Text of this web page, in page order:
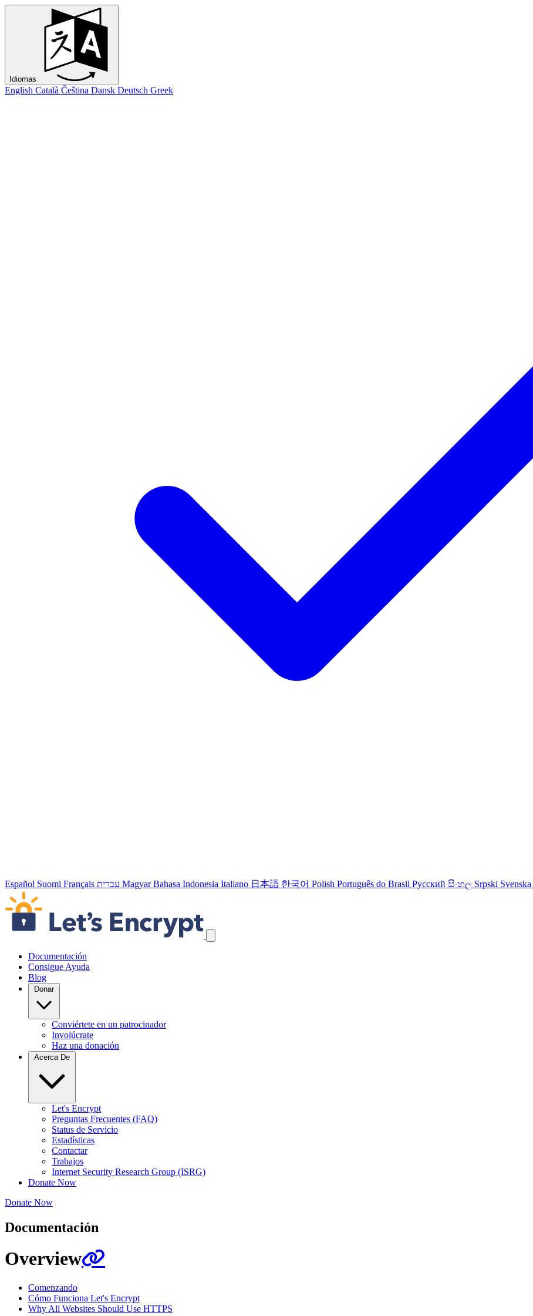
Idiomas
English Català Čeština Dansk Deutsch Greek
Español Suomi Français עברית Magyar Bahasa Indonesia Italiano 日本語 한국어 Polish Português do Brasil Русский සිංහල Srpski Svenska
Skip navigation links
Documentación
Consigue Ayuda
Blog
Donar
Conviértete en un patrocinador
Involúcrate
Haz una donación
Acerca De
Let's Encrypt
Preguntas Frecuentes (FAQ)
Status de Servicio
Estadísticas
Contactar
Trabajos
Internet Security Research Group (ISRG)
Donate Now
Donate Now
Documentación
Overview
Comenzando
Cómo Funciona Let's Encrypt
Why All Websites Should Use HTTPS